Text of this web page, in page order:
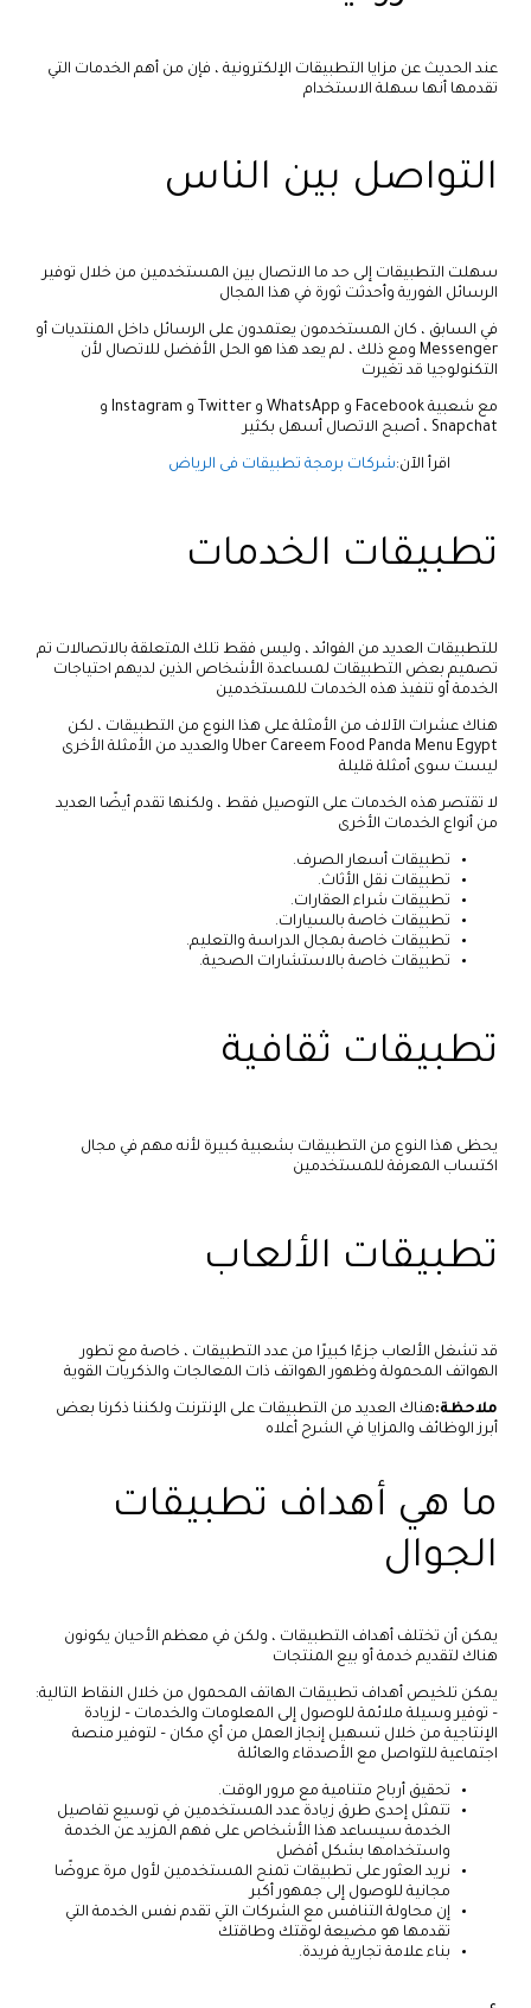
عند الحديث عن مزايا التطبيقات الإلكترونية ، فإن من أهم الخدمات التي
تقدمها أنها سهلة الاستخدام
التواصل بين الناس
سهلت التطبيقات إلى حد ما الاتصال بين المستخدمين من خلال توفير
الرسائل الفورية وأحدثت ثورة في هذا المجال
في السابق ، كان المستخدمون يعتمدون على الرسائل داخل المنتديات أو
Messenger ومع ذلك ، لم يعد هذا هو الحل الأفضل للاتصال لأن
التكنولوجيا قد تغيرت
مع شعبية Facebook و WhatsApp و Twitter و Instagram و
Snapchat ، أصبح الاتصال أسهل بكثير
اقرأ الآن:شركات برمجة تطبيقات فى الرياض
تطبيقات الخدمات
للتطبيقات العديد من الفوائد ، وليس فقط تلك المتعلقة بالاتصالات تم
تصميم بعض التطبيقات لمساعدة الأشخاص الذين لديهم احتياجات
الخدمة أو تنفيذ هذه الخدمات للمستخدمين
هناك عشرات الآلاف من الأمثلة على هذا النوع من التطبيقات ، لكن
Uber Careem Food Panda Menu Egypt والعديد من الأمثلة الأخرى
ليست سوى أمثلة قليلة
لا تقتصر هذه الخدمات على التوصيل فقط ، ولكنها تقدم أيضًا العديد
من أنواع الخدمات الأخرى
تطبيقات أسعار الصرف.
تطبيقات نقل الأثاث.
تطبيقات شراء العقارات.
تطبيقات خاصة بالسيارات.
تطبيقات خاصة بمجال الدراسة والتعليم.
تطبيقات خاصة بالاستشارات الصحية.
تطبيقات ثقافية
يحظى هذا النوع من التطبيقات بشعبية كبيرة لأنه مهم في مجال
اكتساب المعرفة للمستخدمين
تطبيقات الألعاب
قد تشغل الألعاب جزءًا كبيرًا من عدد التطبيقات ، خاصة مع تطور
الهواتف المحمولة وظهور الهواتف ذات المعالجات والذكريات القوية
ملاحظة:هناك العديد من التطبيقات على الإنترنت ولكننا ذكرنا بعض
أبرز الوظائف والمزايا في الشرح أعلاه
ما هي أهداف تطبيقات
الجوال
يمكن أن تختلف أهداف التطبيقات ، ولكن في معظم الأحيان يكونون
هناك لتقديم خدمة أو بيع المنتجات
يمكن تلخيص أهداف تطبيقات الهاتف المحمول من خلال النقاط التالية:
– توفير وسيلة ملائمة للوصول إلى المعلومات والخدمات – لزيادة
الإنتاجية من خلال تسهيل إنجاز العمل من أي مكان – لتوفير منصة
اجتماعية للتواصل مع الأصدقاء والعائلة
تحقيق أرباح متنامية مع مرور الوقت.
تتمثل إحدى طرق زيادة عدد المستخدمين في توسيع تفاصيل
الخدمة سيساعد هذا الأشخاص على فهم المزيد عن الخدمة
واستخدامها بشكل أفضل
نريد العثور على تطبيقات تمنح المستخدمين لأول مرة عروضًا
مجانية للوصول إلى جمهور أكبر
إن محاولة التنافس مع الشركات التي تقدم نفس الخدمة التي
تقدمها هو مضيعة لوقتك وطاقتك
بناء علامة تجارية فريدة.